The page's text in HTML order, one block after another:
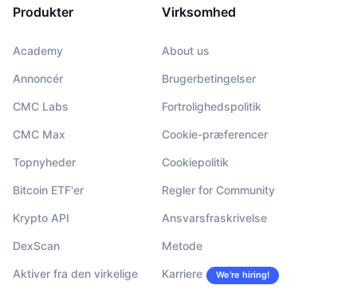
Produkter
Academy
Annoncér
CMC Labs
CMC Max
Topnyheder
Bitcoin ETF'er
Krypto API
DexScan
Aktiver fra den virkelige
Virksomhed
About us
Brugerbetingelser
Fortrolighedspolitik
Cookie-præferencer
Cookiepolitik
Regler for Community
Ansvarsfraskrivelse
Metode
Karriere We’re hiring!